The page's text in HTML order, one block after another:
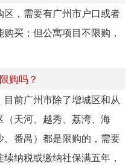
，需要有广州市户口或者
买；但公寓项目不限购，
购吗？
前广州市除了增城区和从
天河、越秀、荔湾、海
番禺）都是限购的，需要
纳税或缴纳社保满五年，